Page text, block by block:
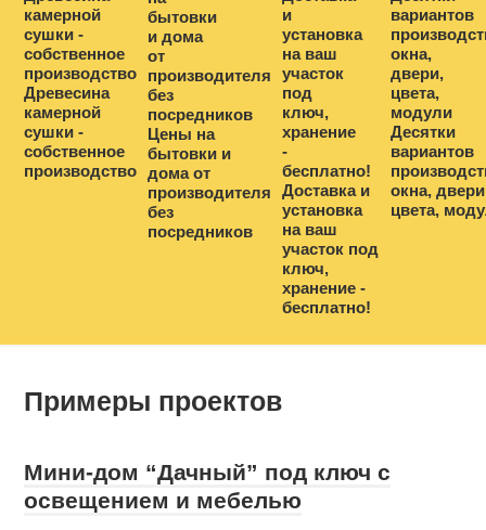
Древесина
камерной
сушки -
собственное
производство
Цены на
бытовки и
дома от
производителя
без
посредников
Доставка и
установка
на ваш
участок под
ключ,
хранение -
бесплатно!
Десятки
вариантов
окна,
цвета,
Примеры проектов
Мини-дом “Дачный” под ключ с
освещением и мебелью